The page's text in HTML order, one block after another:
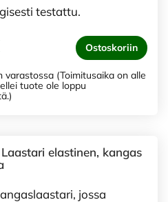
testattu.
Ostoskoriin
varastossa (Toimitusaika on alle
tuote ole loppu
elastinen, kangas
jossa